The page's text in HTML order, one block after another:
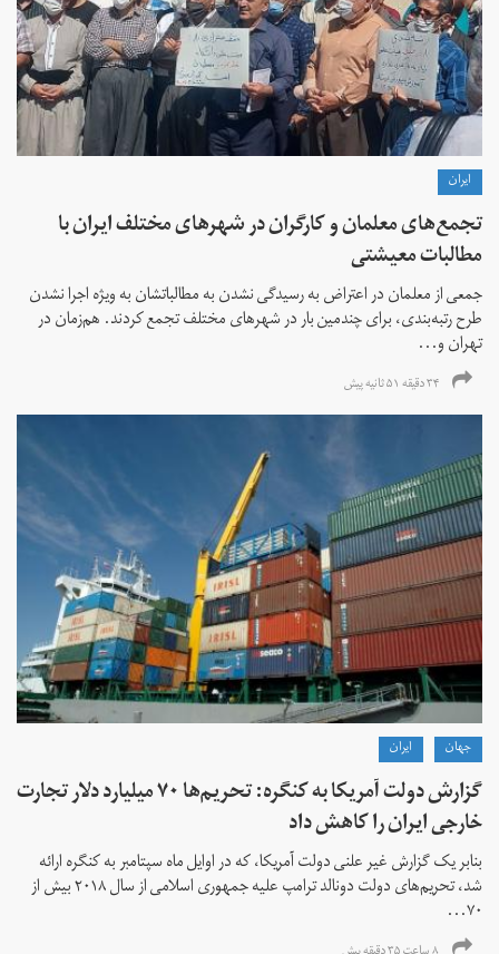
ايران
تجمع‌های معلمان و کارگران در شهرهای مختلف ایران با
مطالبات معیشتی
جمعی از معلمان در اعتراض به رسیدگی نشدن به مطالباتشان به ویژه اجرا نشدن
طرح رتبه‌بندی، برای چندمین بار در شهرهای مختلف تجمع کردند. هم‌زمان در
تهران و...
۳۴ دقیقه ۵۱ ثانیه پیش
جهان ايران
گزارش دولت آمریکا به کنگره: تحریم‌ها ۷۰ میلیارد دلار تجارت
خارجی ایران را کاهش داد
بنابر یک گزارش غیر علنی دولت آمریکا، که در اوایل ماه سپتامبر به کنگره ارائه
شد، تحریم‌های دولت دونالد ترامپ علیه جمهوری اسلامی از سال ۲۰۱۸ بیش از
۷۰...